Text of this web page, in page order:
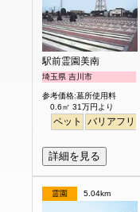
駅前霊園美南
埼玉県 吉川市
参考価格:墓所使用料
0.6㎡ 31万円より
ペット バリアフリー
詳細を見る
霊園 5.04km